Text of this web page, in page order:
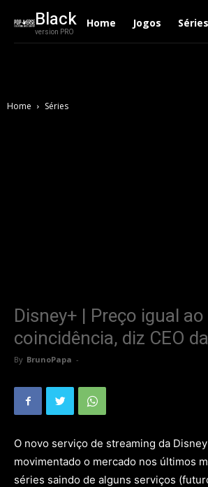
Black
version PRO
Home Jogos Séries
Home Séries
Disney+ | Preço igual
coincidência, diz CEO
By BrunoPapa -
O novo serviço de streaming da
movimentado o mercado nos últimos
séries saindo de alguns serviços